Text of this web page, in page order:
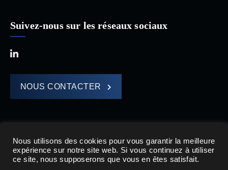
Suivez-nous sur les réseaux sociaux
NOUS CONTACTER
HOMA CAPITAL © 2021
Nous utilisons des cookies pour vous garantir la meilleure
expérience sur notre site web. Si vous continuez à utiliser
ce site, nous supposerons que vous en êtes satisfait.